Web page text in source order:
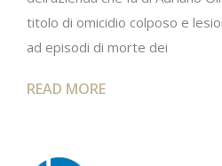
titolo di omicidio colposo e
ad episodi di morte dei
READ MORE